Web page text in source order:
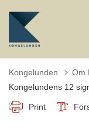
Kongelunden Om
Kongelundens 12
Print